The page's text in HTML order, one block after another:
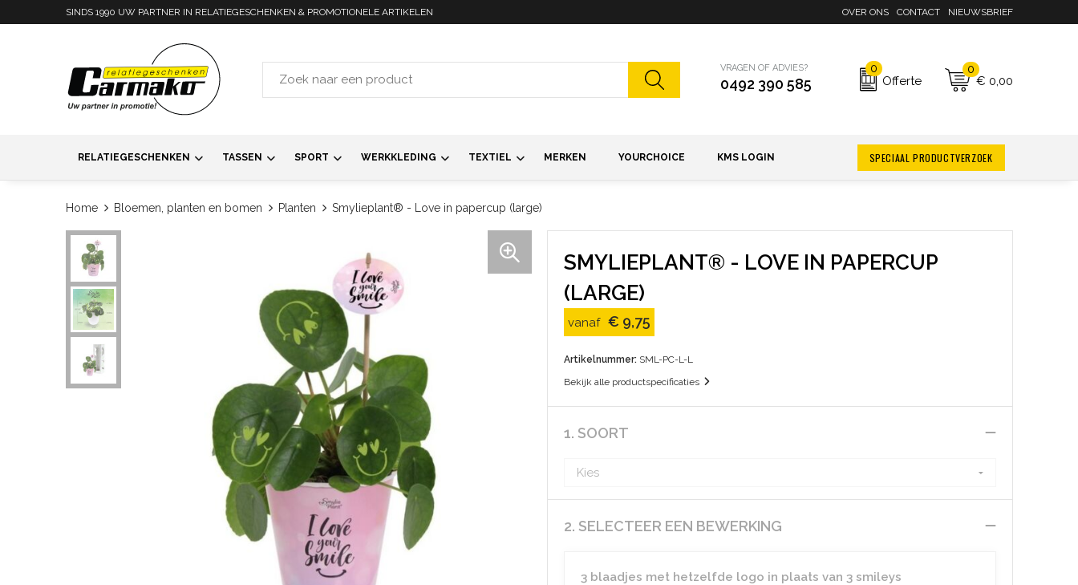
SINDS 1990 UW PARTNER IN RELATIEGESCHENKEN & PROMOTIONELE ARTIKELEN OVER ONS CONTACT NIEUWSBRIEF
VRAGEN OF ADVIES?
0492 390 585
0
Offerte
0
€ 0,00
RELATIEGESCHENKEN TASSEN SPORT WERKKLEDING TEXTIEL MERKEN YOURCHOICE KMS LOGIN SPECIAAL PRODUCTVERZOEK
Home Bloemen, planten en bomen Planten Smylieplant® - Love in papercup (large)
SMYLIEPLANT® - LOVE IN PAPERCUP
(LARGE)
vanaf € 9,75
Artikelnummer: SML-PC-L-L
Bekijk alle productspecificaties
1. SOORT
2. SELECTEER EEN BEWERKING
3 blaadjes met hetzelfde logo in plaats van 3 smileys